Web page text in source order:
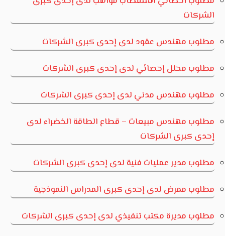
الشركات
مطلوب مهندس عقود لدى إحدى كبرى الشركات
مطلوب محلل إحصائي لدى إحدى كبرى الشركات
مطلوب مهندس مدني لدى إحدى كبرى الشركات
مطلوب مهندس مبيعات – قطاع الطاقة الخضراء لدى
إحدى كبرى الشركات
مطلوب مدير عمليات فنية لدى إحدى كبرى الشركات
مطلوب ممرض لدى إحدى كبرى المدراس النموذجية
مطلوب مديرة مكتب تنفيذي لدى إحدى كبرى الشركات